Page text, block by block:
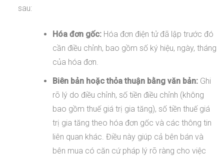
sau:
Hóa đơn gốc:Hóa đơn điện tử đã lập trước đó
cần điều chỉnh, bao gồm số ký hiệu, ngày, tháng
của hóa đơn.
Biên bản hoặc thỏa thuận bằng văn bản:Ghi
rõ lý do điều chỉnh, số tiền điều chỉnh (không
bao gồm thuế giá trị gia tăng), số tiền thuế giá
trị gia tăng theo hóa đơn gốc và các thông tin
liên quan khác. Điều này giúp cả bên bán và
bên mua có căn cứ pháp lý rõ ràng cho việc